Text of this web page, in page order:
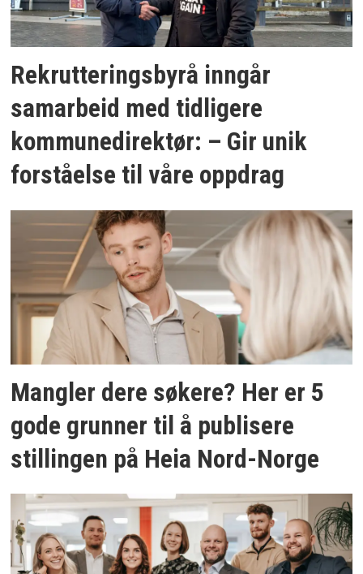
Rekrutteringsbyrå inngår
samarbeid med tidligere
kommunedirektør: – Gir unik
forståelse til våre oppdrag
Mangler dere søkere? Her er 5
gode grunner til å publisere
stillingen på Heia Nord-Norge